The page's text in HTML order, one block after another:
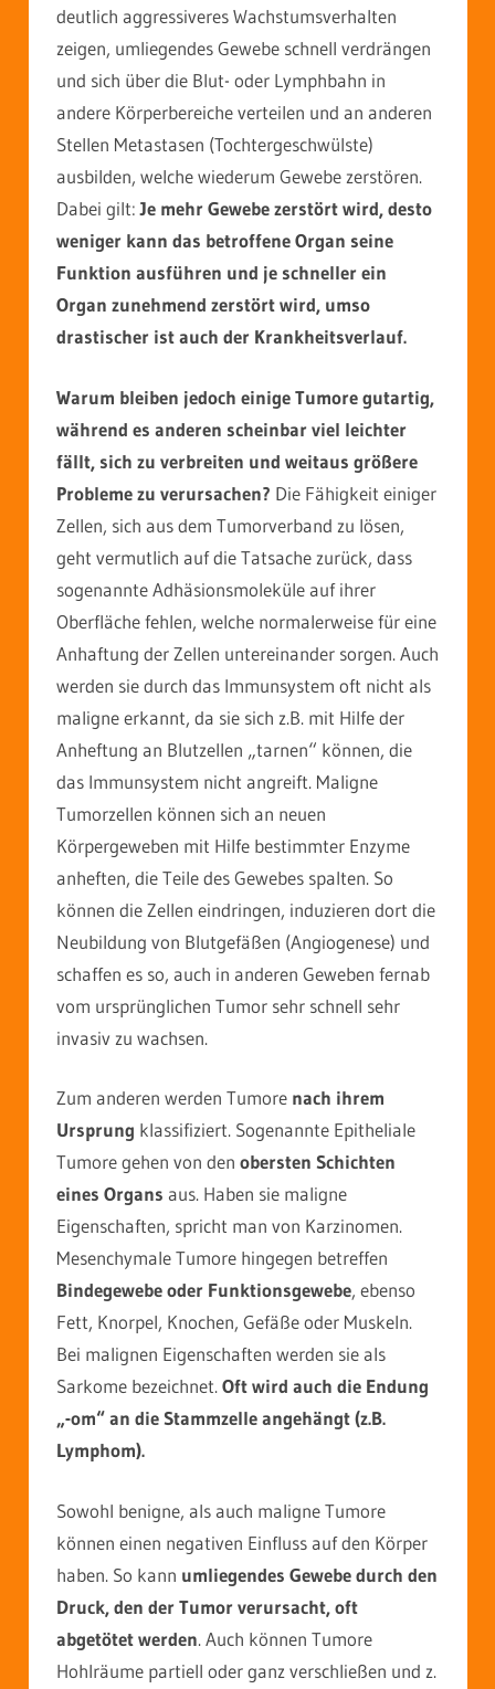
deutlich aggressiveres Wachstumsverhalten
zeigen, umliegendes Gewebe schnell verdrängen
und sich über die Blut- oder Lymphbahn in
andere Körperbereiche verteilen und an anderen
Stellen Metastasen (Tochtergeschwülste)
ausbilden, welche wiederum Gewebe zerstören.
Dabei gilt:Je mehr Gewebe zerstört wird, desto
weniger kann das betroffene Organ seine
Funktion ausführen und je schneller ein
Organ zunehmend zerstört wird, umso
drastischer ist auch der Krankheitsverlauf.
Warum bleiben jedoch einige Tumore gutartig,
während es anderen scheinbar viel leichter
fällt, sich zu verbreiten und weitaus größere
Probleme zu verursachen? Die Fähigkeit einiger
Zellen, sich aus dem Tumorverband zu lösen,
geht vermutlich auf die Tatsache zurück, dass
sogenannte Adhäsionsmoleküle auf ihrer
Oberfläche fehlen, welche normalerweise für eine
Anhaftung der Zellen untereinander sorgen. Auch
werden sie durch das Immunsystem oft nicht als
maligne erkannt, da sie sich z.B. mit Hilfe der
Anheftung an Blutzellen „tarnen“ können, die
das Immunsystem nicht angreift. Maligne
Tumorzellen können sich an neuen
Körpergeweben mit Hilfe bestimmter Enzyme
anheften, die Teile des Gewebes spalten. So
können die Zellen eindringen, induzieren dort die
Neubildung von Blutgefäßen (Angiogenese) und
schaffen es so, auch in anderen Geweben fernab
vom ursprünglichen Tumor sehr schnell sehr
invasiv zu wachsen.
Zum anderen werden Tumore nach ihrem
Ursprung klassifiziert. Sogenannte Epitheliale
Tumore gehen von den obersten Schichten
eines Organs aus. Haben sie maligne
Eigenschaften, spricht man von Karzinomen.
Mesenchymale Tumore hingegen betreffen
Bindegewebe oder Funktionsgewebe, ebenso
Fett, Knorpel, Knochen, Gefäße oder Muskeln.
Bei malignen Eigenschaften werden sie als
Sarkome bezeichnet.Oft wird auch die Endung
„-om“ an die Stammzelle angehängt (z.B.
Lymphom).
Sowohl benigne, als auch maligne Tumore
können einen negativen Einfluss auf den Körper
haben. So kann umliegendes Gewebe durch den
Druck, den der Tumor verursacht, oft
abgetötet werden. Auch können Tumore
Hohlräume partiell oder ganz verschließen und z.